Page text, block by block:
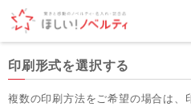
印刷形式を選択する
複数の印刷方法をご希望の場合は、